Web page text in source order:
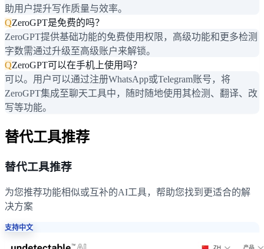
助用户提升写作质量与效率。
QZeroGPT是免费的吗？
ZeroGPT提供基础功能的免费使用权限，高级功能和更多检测
字数需通过升级至高级账户来解锁。
QZeroGPT可以在手机上使用吗？
可以。用户可以通过注册WhatsApp或Telegram账号，将
ZeroGPT集成至聊天工具中，随时随地使用其检测、翻译、改
写等功能。
替代工具推荐
替代工具推荐
为您推荐功能相似或互补的AI工具，帮助您找到更适合的解
决方案
支持中文